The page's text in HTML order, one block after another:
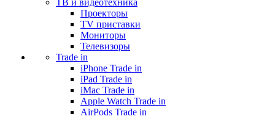
ТВ и видеотехника
Проекторы
TV приставки
Мониторы
Телевизоры
Trade in
iPhone Trade in
iPad Trade in
iMac Trade in
Apple Watch Trade in
AirPods Trade in